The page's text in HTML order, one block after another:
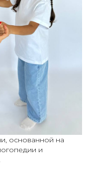
основанной на
и